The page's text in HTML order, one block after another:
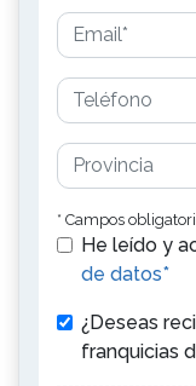
* Campos
He leído y
de datos*
¿Deseas
franquicias